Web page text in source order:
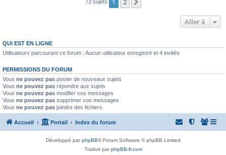
73 sujets
Aller à
QUI EST EN LIGNE
Utilisateurs parcourant ce forum : Aucun utilisateur enregistré et 4 invités
PERMISSIONS DU FORUM
Vous ne pouvez pas poster de nouveaux sujets
Vous ne pouvez pas répondre aux sujets
Vous ne pouvez pas modifier vos messages
Vous ne pouvez pas supprimer vos messages
Vous ne pouvez pas joindre des fichiers
Accueil Portail Index du forum
Développé parphpBB® Forum Software © phpBB Limited
Traduit parphpBB-fr.com